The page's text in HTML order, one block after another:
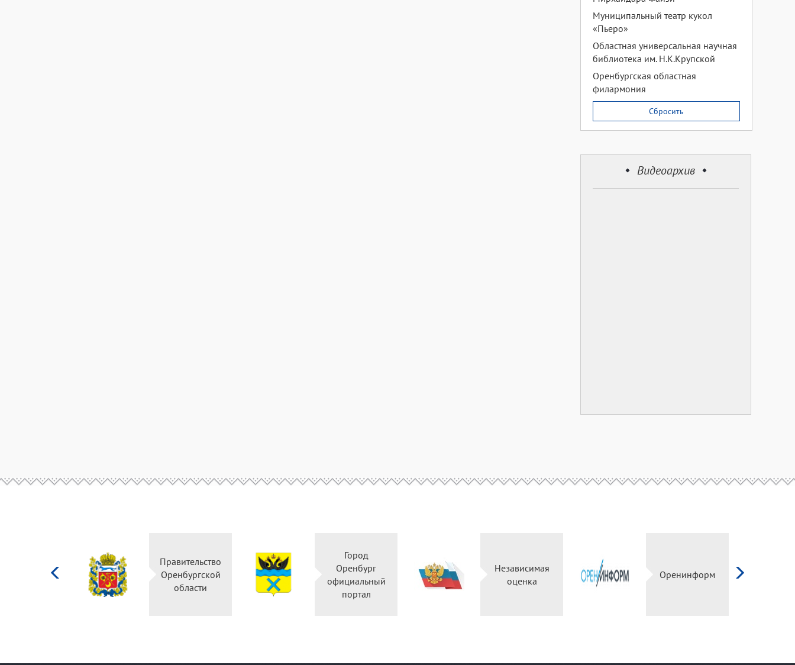
Муниципальный театр кукол
«Пьеро»
Областная универсальная научная
библиотека им. Н.К.Крупской
Оренбургская областная
филармония
Сбросить
Видеоархив
Правительство
Оренбургской
области
Город
Оренбург
официальный
портал
Независимая
оценка
Оренинформ